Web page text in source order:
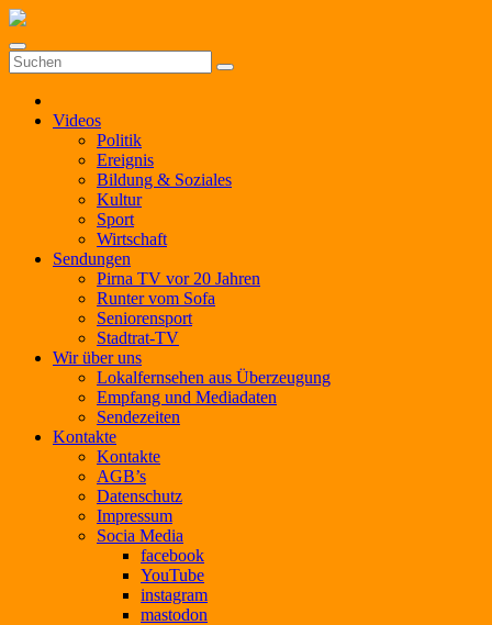
Zum
springen
Videos
Politik
Ereignis
Bildung & Soziales
Kultur
Sport
Wirtschaft
Sendungen
Pirna TV vor 20 Jahren
Runter vom Sofa
Seniorensport
Stadtrat-TV
Wir über uns
Lokalfernsehen aus Überzeugung
Empfang und Mediadaten
Sendezeiten
Kontakte
Kontakte
AGB’s
Datenschutz
Impressum
Socia Media
facebook
YouTube
instagram
mastodon